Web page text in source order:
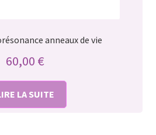
anneaux de vie
60,00 €
LA SUITE